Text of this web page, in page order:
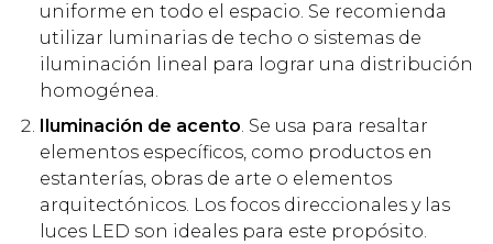
uniforme en todo el espacio. Se recomienda
utilizar luminarias de techo o sistemas de
iluminación lineal para lograr una distribución
homogénea.
Iluminación de acento. Se usa para resaltar
elementos específicos, como productos en
estanterías, obras de arte o elementos
arquitectónicos. Los focos direccionales y las
luces LED son ideales para este propósito.